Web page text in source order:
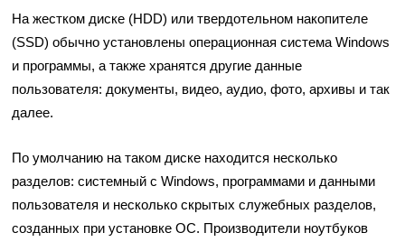
На жестком диске (HDD) или твердотельном накопителе
(SSD) обычно установлены операционная система Windows
и программы, а также хранятся другие данные
пользователя: документы, видео, аудио, фото, архивы и так
далее.
По умолчанию на таком диске находится несколько
разделов: системный с Windows, программами и данными
пользователя и несколько скрытых служебных разделов,
созданных при установке ОС. Производители ноутбуков